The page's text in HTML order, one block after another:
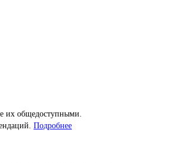
их общедоступными.
Подробнее